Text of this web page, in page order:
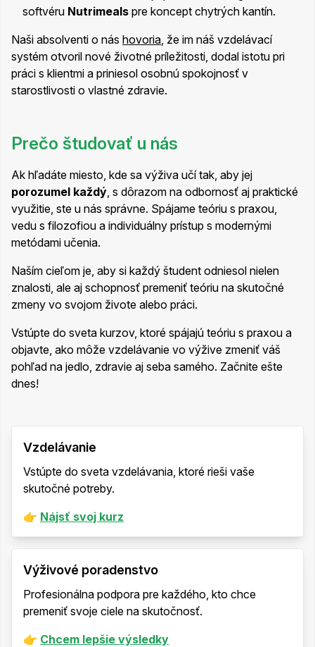
softvéru Nutrimeals pre koncept chytrých kantín.
Naši absolventi o nás hovoria, že im náš vzdelávací
systém otvoril nové životné príležitosti, dodal istotu pri
práci s klientmi a priniesol osobnú spokojnosť v
starostlivosti o vlastné zdravie.
Prečo študovať u nás
Ak hľadáte miesto, kde sa výživa učí tak, aby jej
porozumel každý, s dôrazom na odbornosť aj praktické
využitie, ste u nás správne. Spájame teóriu s praxou,
vedu s filozofiou a individuálny prístup s modernými
metódami učenia.
Naším cieľom je, aby si každý študent odniesol nielen
znalosti, ale aj schopnosť premeniť teóriu na skutočné
zmeny vo svojom živote alebo práci.
Vstúpte do sveta kurzov, ktoré spájajú teóriu s praxou a
objavte, ako môže vzdelávanie vo výžive zmeniť váš
pohľad na jedlo, zdravie aj seba samého. Začnite ešte
dnes!
Vzdelávanie
Vstúpte do sveta vzdelávania, ktoré rieši vaše
skutočné potreby.
👉 Nájsť svoj kurz
Výživové poradenstvo
Profesionálna podpora pre každého, kto chce
premeniť svoje ciele na skutočnosť.
👉 Chcem lepšie výsledky